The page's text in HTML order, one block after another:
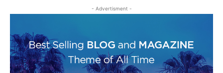
- Advertisment -